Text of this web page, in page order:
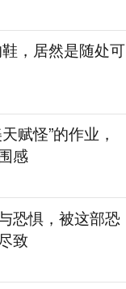
，居然是随处可
赋怪”的作业，
感
恐惧，被这部恐
致